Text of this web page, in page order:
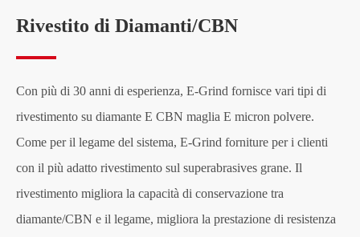
Rivestito di Diamanti/CBN
Con più di 30 anni di esperienza, E-Grind fornisce vari tipi di
rivestimento su diamante E CBN maglia E micron polvere.
Come per il legame del sistema, E-Grind forniture per i clienti
con il più adatto rivestimento sul superabrasives grane. Il
rivestimento migliora la capacità di conservazione tra
diamante/CBN e il legame, migliora la prestazione di resistenza